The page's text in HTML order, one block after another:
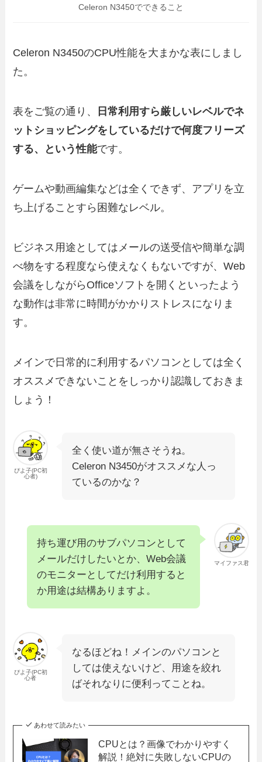
Celeron N3450でできること
Celeron N3450のCPU性能を大まかな表にしまし
た。
表をご覧の通り、
日常利用すら厳しいレベルでネ
ットショッピングをしているだけで何度フリーズ
する、という性能です。
ゲームや動画編集などは全くできず、アプリを立
ち上げることすら困難なレベル。
ビジネス用途としてはメールの送受信や簡単な調
べ物をする程度なら使えなくもないですが、Web
会議をしながらOfficeソフトを開くといったよう
な動作は非常に時間がかかりストレスになりま
す。
メインで日常的に利用するパソコンとしては全く
オススメできないことをしっかり認識しておきま
しょう！
ぴよ子(PC初
心者)
全く使い道が無さそうね。
Celeron N3450がオススメな人っ
ているのかな？
マイファス君
持ち運び用のサブパソコンとして
メールだけしたいとか、Web会議
のモニターとしてだけ利用すると
か用途は結構ありますよ。
ぴよ子(PC初
心者
なるほどね！メインのパソコンと
しては使えないけど、用途を絞れ
ばそれなりに便利ってことね。
あわせて読みたい
CPUとは？画像でわかりやすく
解説！絶対に失敗しないCPUの